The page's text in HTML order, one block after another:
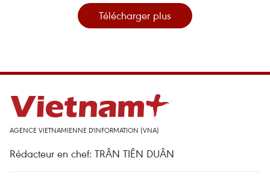
Télécharger plus
AGENCE VIETNAMIENNE D'INFORMATION (VNA)
Rédacteur en chef: TRÂN TIÊN DUÂN